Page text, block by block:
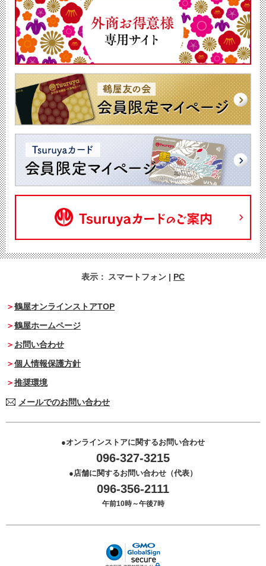
表示： スマートフォン | PC
鶴屋オンラインストアTOP
鶴屋ホームページ
お問い合わせ
個人情報保護方針
推奨環境
メールでのお問い合わせ
オンラインストアに関するお問い合わせ
096-327-3215
店舗に関するお問い合わせ（代表）
096-356-2111
午前10時～午後7時